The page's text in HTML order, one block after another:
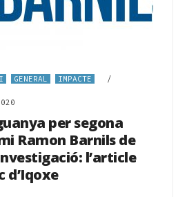
GENERAL IMPACTE /
per segona
Ramon Barnils de
l’article
d’Iqoxe